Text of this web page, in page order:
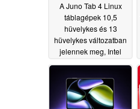
A Juno Tab 4 Linux
táblagépek 10,5
hüvelykes és 13
hüvelykes változatban
jelennek meg, Intel
processzorokkal